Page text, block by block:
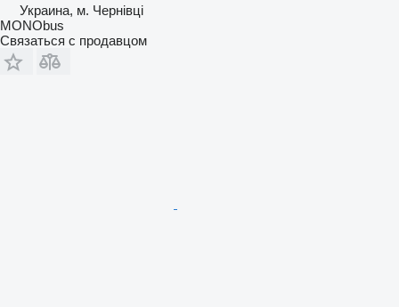
Украина, м. Чернівці
MONObus
Связаться с продавцом